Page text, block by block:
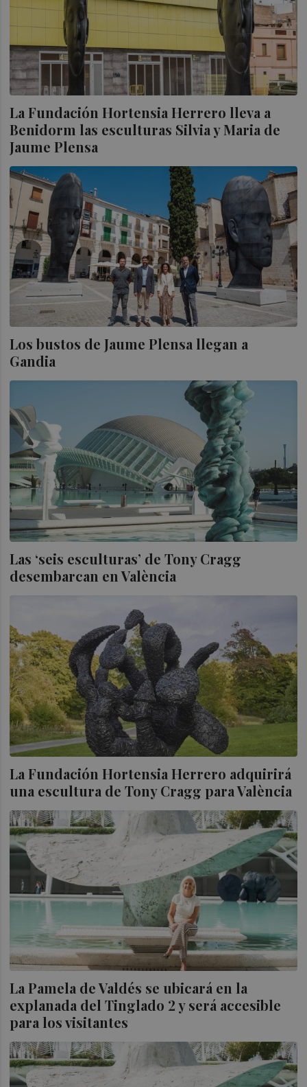
La Fundación Hortensia Herrero lleva a
Benidorm las esculturas Silvia y Maria de
Jaume Plensa
Los bustos de Jaume Plensa llegan a
Gandia
Las ‘seis esculturas’ de Tony Cragg
desembarcan en València
La Fundación Hortensia Herrero adquirirá
una escultura de Tony Cragg para València
La Pamela de Valdés se ubicará en la
explanada del Tinglado 2 y será accesible
para los visitantes